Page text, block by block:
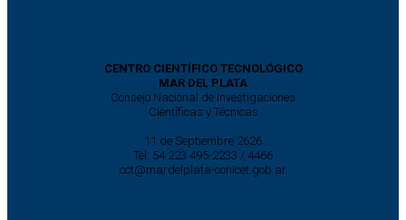
CENTRO CIENTÍFICO TECNOLÓGICO
MAR DEL PLATA
Consejo Nacional de Investigaciones
Científicas y Técnicas
11 de Septiembre 2626
Tel: 54 223 495-2233 / 4466
cct@mardelplata-conicet.gob.ar